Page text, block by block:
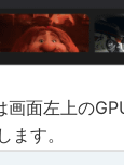
面左上の
す。